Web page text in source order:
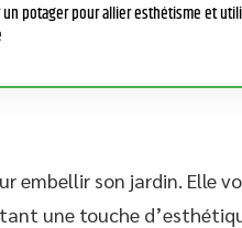
potager pour allier esthétisme et
embellir son jardin. Elle
une touche